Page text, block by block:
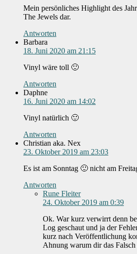
Mein persönliches Highlight des
The Jewels dar.
Antworten
Barbara
18. Juni 2020 am 21:15
Vinyl wäre toll 🙂
Antworten
Daphne
16. Juni 2020 am 14:02
Vinyl natürlich 🙂
Antworten
Christian aka. Nex
23. Oktober 2019 am 23:03
Es ist am Sonntag 🙂 nicht am
Antworten
Rune Fleiter
24. Oktober 2019 am 0:39
Ok. War kurz verwirrt denn
Log geschaut und ja der
kurz nach Veröffentlichung
Ahnung warum dir das